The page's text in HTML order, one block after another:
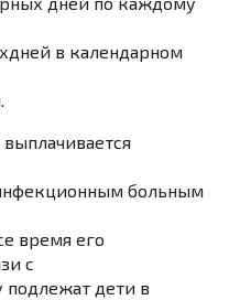
дней в календарном
выплачивается
больным
время его
с
подлежат дети в